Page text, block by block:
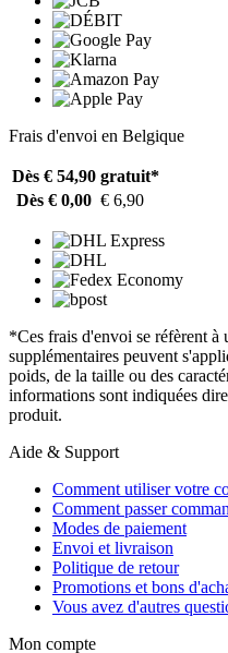
Frais d'envoi en Belgique
Dès € 54,90 gratuit*
Dès € 0,00 € 6,90
*Ces frais d'envoi se réfèrent à
supplémentaires peuvent
poids, de la taille ou des
informations sont indiquées
produit.
Aide & Support
Comment utiliser votre
Comment passer
Modes de paiement
Envoi et livraison
Politique de retour
Promotions et bons
Vous avez d'autres
Mon compte